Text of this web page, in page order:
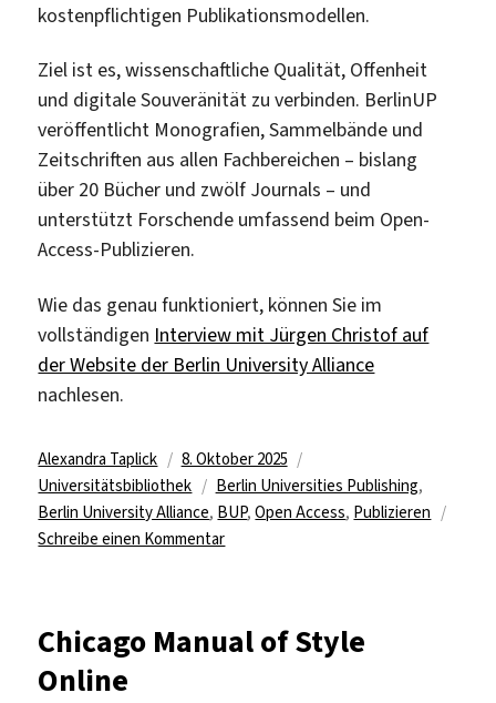
kostenpflichtigen Publikationsmodellen.
Ziel ist es, wissenschaftliche Qualität, Offenheit
und digitale Souveränität zu verbinden. BerlinUP
veröffentlicht Monografien, Sammelbände und
Zeitschriften aus allen Fachbereichen – bislang
über 20 Bücher und zwölf Journals – und
unterstützt Forschende umfassend beim Open-
Access-Publizieren.
Wie das genau funktioniert, können Sie im
vollständigen Interview mit Jürgen Christof auf
der Website der Berlin University Alliance
nachlesen.
Autor
Alexandra Taplick
Veröffentlicht
am
8. Oktober 2025
Universitätsbibliothek
Schlagwörter
Berlin Universities Publishing,
Berlin University Alliance, BUP,Open Access, Publizieren
Schreibe einen Kommentarzu
eine
Chicago Manual of Style
Online